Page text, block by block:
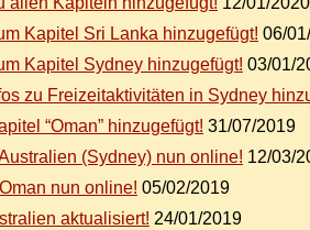
Ka­pi­tel Sri Lan­ka hinzugefügt! 06/
Ka­pi­tel Syd­ney hinzugefügt! 03/01/
zu Frei­zeit­ak­ti­vi­tä­ten in Syd­ney
“Oman” hinzugefügt! 31/07/2019
(Syd­ney) nun online! 12/03/
nun online! 05/02/2019
aktualisiert! 24/01/2019